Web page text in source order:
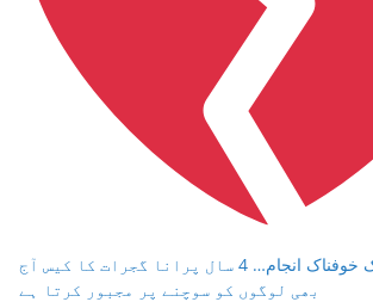
محبت، نفرت اور ایک خوفناک انجام… 4 سال پرانا گجرات کا کیس آج
بھی لوگوں کو سوچنے پر مجبور کرتا ہے